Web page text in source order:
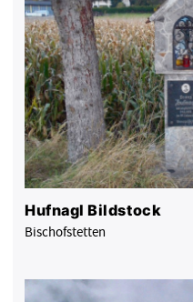
Hufnagl Bildstock
Bischofstetten